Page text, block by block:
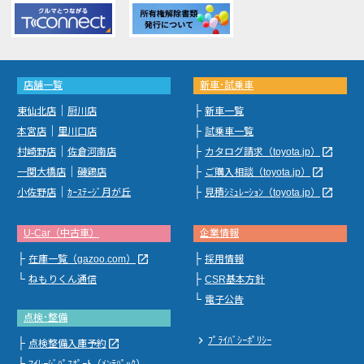
店舗一覧
東仙北店
厨川店
本宮店
里川口店
村崎野店
佐倉河南店
一関大橋店
磯鶏店
小佐野店
ｶｰｽﾃｰｼﾞ月が丘
新車･試乗車
├ 新車一覧
├ 試乗車一覧
├ カタログ請求（toyota.jp）
launch
├ ご購入相談（toyota.jp）
launch
├ 見積ｼﾐｭﾚｰｼｮﾝ（toyota.jp） launch
U-Car（中古車）
├ 在庫一覧（gazoo.com）
launch
└ ねもりくん通信
点検･整備
├ 点検整備入庫予約 launch
企業情報
├ 採用情報
├ CSR基本方針
└ 電子公告
chevron_right ﾌﾟﾗｲﾊﾞｼｰﾎﾟﾘｼｰ